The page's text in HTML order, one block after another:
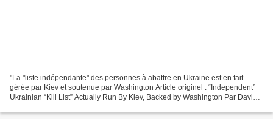
"La "liste indépendante" des personnes à abattre en Ukraine est en fait
gérée par Kiev et soutenue par Washington Article originel : “Independent”
Ukrainian “Kill List” Actually Run By Kiev, Backed by Washington Par David